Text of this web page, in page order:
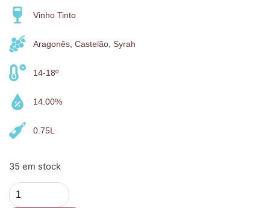
Vinho Tinto
Aragonês, Castelão, Syrah
14-18º
14.00%
0.75L
35 em stock